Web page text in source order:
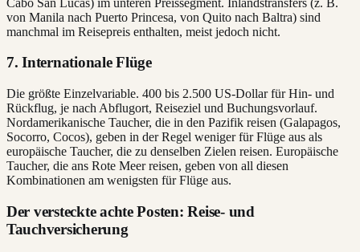
von Manila nach Puerto Princesa, von Quito nach Baltra) sind
manchmal im Reisepreis enthalten, meist jedoch nicht.
7. Internationale Flüge
Die größte Einzelvariable. 400 bis 2.500 US-Dollar für Hin- und
Rückflug, je nach Abflugort, Reiseziel und Buchungsvorlauf.
Nordamerikanische Taucher, die in den Pazifik reisen (Galapagos,
Socorro, Cocos), geben in der Regel weniger für Flüge aus als
europäische Taucher, die zu denselben Zielen reisen. Europäische
Taucher, die ans Rote Meer reisen, geben von all diesen
Kombinationen am wenigsten für Flüge aus.
Der versteckte achte Posten: Reise- und
Tauchversicherung